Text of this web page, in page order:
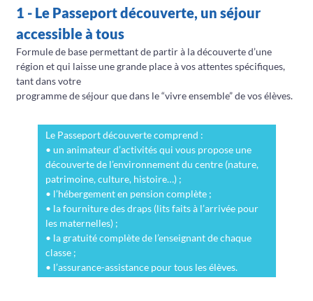
1 - Le Passeport découverte, un séjour
accessible à tous
Formule de base permettant de partir à la découverte d’une
région et qui laisse une grande place à vos attentes spécifiques,
tant dans votre
programme de séjour que dans le “vivre ensemble” de vos élèves.
Le Passeport découverte comprend :
• un animateur d’activités qui vous propose une
découverte de l’environnement du centre (nature,
patrimoine, culture, histoire…) ;
• l’hébergement en pension complète ;
• la fourniture des draps (lits faits à l’arrivée pour
les maternelles) ;
• la gratuité complète de l’enseignant de chaque
classe ;
• l’assurance-assistance pour tous les élèves.